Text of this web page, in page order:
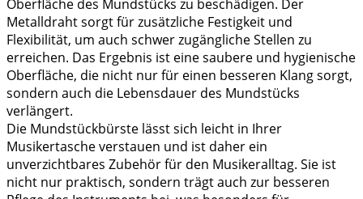
Oberfläche des Mundstücks zu beschädigen. Der
Metalldraht sorgt für zusätzliche Festigkeit und
Flexibilität, um auch schwer zugängliche Stellen zu
erreichen. Das Ergebnis ist eine saubere und hygienische
Oberfläche, die nicht nur für einen besseren Klang sorgt,
sondern auch die Lebensdauer des Mundstücks
verlängert.
Die Mundstückbürste lässt sich leicht in Ihrer
Musikertasche verstauen und ist daher ein
unverzichtbares Zubehör für den Musikeralltag. Sie ist
nicht nur praktisch, sondern trägt auch zur besseren